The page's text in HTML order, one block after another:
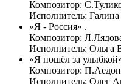
Композитор:
Исполнитель:
«Я - Россия» .
Композитор:
Исполнитель: Ольга
«Я пошёл за
Композитор:
Исполнитель: Олег